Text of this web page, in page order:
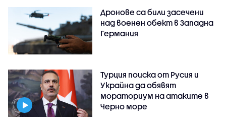
Дронове са били засечени
над военен обект в Западна
Германия
Турция поиска от Русия и
Украйна да обявят
мораториум на атаките в
Черно море